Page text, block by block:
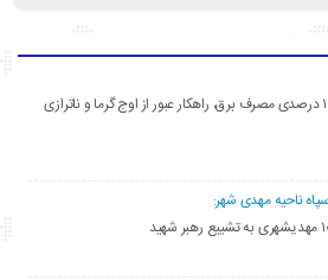
کاهش ۱۰ درصدی مصرف برق، راهکار عبور از اوج گرما و ناترازی
ناحیه مهدی شهر: